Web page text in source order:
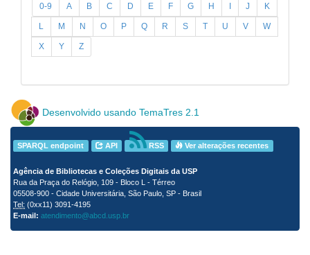
0-9 A B C D E F G H I J K
L M N O P Q R S T U V W
X Y Z
Desenvolvido usando TemaTres 2.1
SPARQL endpoint API RSS Ver alterações recentes
Agência de Bibliotecas e Coleções Digitais da USP
Rua da Praça do Relógio, 109 - Bloco L - Térreo
05508-900 - Cidade Universitária, São Paulo, SP - Brasil
Tel: (0xx11) 3091-4195
E-mail: atendimento@abcd.usp.br